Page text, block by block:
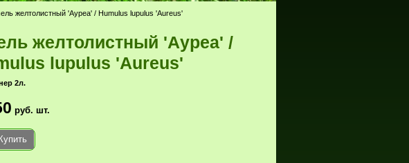
желтолистный 'Ауреа' / Humulus lupulus 'Aureus'
желтолистный 'Ауреа' /
lupulus 'Aureus'
2л.
руб. шт.
Купить